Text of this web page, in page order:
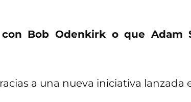
con Bob Odenkirk o que Adam
a una nueva iniciativa lanzada